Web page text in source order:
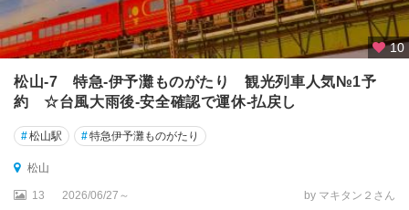
10
松山-7 特急-伊予灘ものがたり 観光列車人気№1予
約 ☆台風大雨後-安全確認で運休-払戻し
#松山駅 #特急伊予灘ものがたり
松山
13 2026/06/27～ by マキタン２さん